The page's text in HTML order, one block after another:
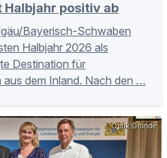
Halbjahr positiv ab
Bayerisch-Schwaben
Halbjahr 2026 als
Destination für
aus dem Inland. Nach den …
Optik Gronde